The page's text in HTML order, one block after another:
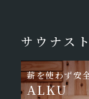
サウナス
薪を使わず安
ALKU